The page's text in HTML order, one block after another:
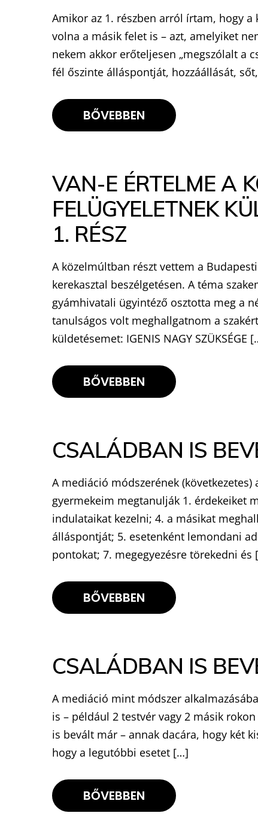
Amikor az 1. részben arról írtam, hogy a
volna a másik felet is – azt, amelyiket
nekem akkor erőteljesen „megszólalt a
fél őszinte álláspontját, hozzáállását,
BŐVEBBEN
VAN-E ÉRTELME A
FELÜGYELETNEK
1. RÉSZ
A közelmúltban részt vettem a
kerekasztal beszélgetésen. A téma
gyámhivatali ügyintéző osztotta meg a
tanulságos volt meghallgatnom a
küldetésemet: IGENIS NAGY SZÜKSÉGE
BŐVEBBEN
CSALÁDBAN IS
A mediáció módszerének
gyermekeim megtanulják 1. érdekeiket
indulataikat kezelni; 4. a másikat
álláspontját; 5. esetenként lemondani
pontokat; 7. megegyezésre törekedni és
BŐVEBBEN
CSALÁDBAN IS
A mediáció mint módszer
is – például 2 testvér vagy 2 másik
is bevált már – annak dacára, hogy két
hogy a legutóbbi esetet […]
BŐVEBBEN